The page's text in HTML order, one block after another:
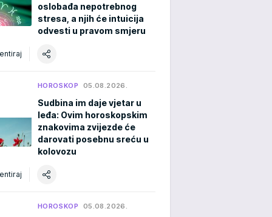
oslobađa nepotrebnog
stresa, a njih će intuicija
odvesti u pravom smjeru
HOROSKOP 05.08.2026.
Sudbina im daje vjetar u
leđa: Ovim horoskopskim
znakovima zvijezde će
darovati posebnu sreću u
kolovozu
HOROSKOP 05.08.2026.